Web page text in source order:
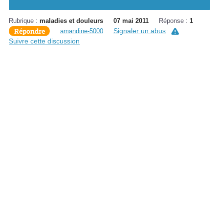
Rubrique : maladies et douleurs 07 mai 2011 Réponse : 1
Répondre amandine-5000
Signaler un abus
Suivre cette discussion